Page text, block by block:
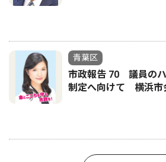
青葉区
市政報告 70 議員の
制定へ向けて 横浜